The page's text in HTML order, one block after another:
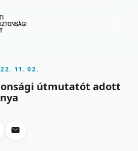
11. 02.
útmutatót adott
LinkedInen
X-en
Megosztas emailben